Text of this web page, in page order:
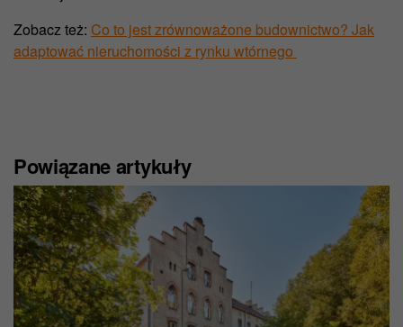
Zobacz też: Co to jest zrównoważone budownictwo? Jak
adaptować nieruchomości z rynku wtórnego
Powiązane artykuły
prawem.
Więcej informacji znajdziesz w naszejPolityce